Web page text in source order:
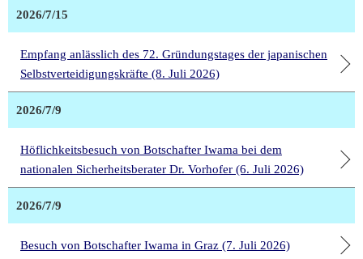
2026/7/15
Empfang anlässlich des 72. Gründungstages der japanischen
Selbstverteidigungskräfte (8. Juli 2026)
2026/7/9
Höflichkeitsbesuch von Botschafter Iwama bei dem
nationalen Sicherheitsberater Dr. Vorhofer (6. Juli 2026)
2026/7/9
Besuch von Botschafter Iwama in Graz (7. Juli 2026)